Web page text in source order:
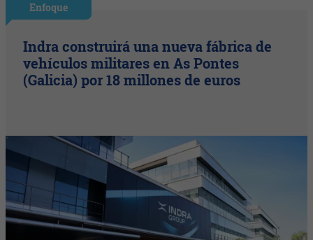
Enfoque
Indra construirá una nueva fábrica de
vehículos militares en As Pontes
(Galicia) por 18 millones de euros